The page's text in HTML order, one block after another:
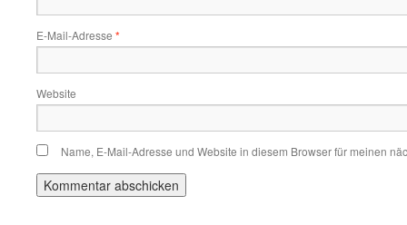
E-Mail-Adresse *
Website
Name, E-Mail-Adresse und Website in diesem Browser für meinen